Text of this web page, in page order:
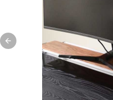
Previous slide